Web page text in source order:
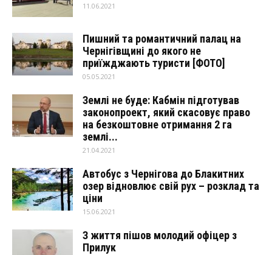
11.06.2021
Пишний та романтичний палац на
Чернігівщині до якого не
приїжджають туристи [ФОТО]
05.05.2021
Землі не буде: Кабмін підготував
законопроект, який скасовує право
на безкоштовне отримання 2 га
землі...
21.04.2021
Автобус з Чернігова до Блакитних
озер відновлює свій рух – розклад та
ціни
15.06.2021
З життя пішов молодий офіцер з
Прилук